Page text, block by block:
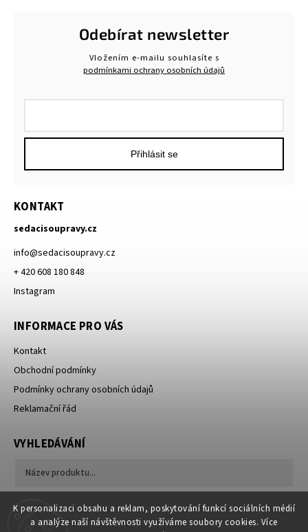
K personalizaci obsahu a reklam, poskytování funkcí sociálních médií
a analýze naší návštěvnosti využíváme soubory cookies. Více
Odebírat newsletter
Vložením e-mailu souhlasíte s
podmínkami ochrany osobních údajů
Přihlásit se
KONTAKT
sedacisoupravy.cz
info@sedacisoupravy.cz
+ 420 608 180 848
Instagram
INFORMACE PRO VÁS
Kontakt
Obchodní podmínky
Podmínky ochrany osobních údajů
Reklamační řád
VYHLEDÁVÁNÍ
Hledat